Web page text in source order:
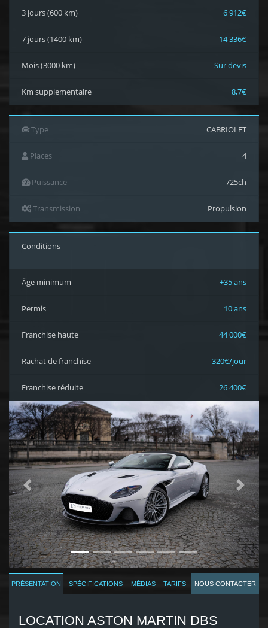
3 jours (600 km) 6 912€
7 jours (1400 km) 14 336€
Mois (3000 km) Sur devis
Km supplementaire 8,7€
Type CABRIOLET
Places 4
Puissance 725ch
Transmission Propulsion
Conditions
Âge minimum +35 ans
Permis 10 ans
Franchise haute 44 000€
Rachat de franchise 320€/jour
Franchise réduite 26 400€
Previous Next
PRÉSENTATION SPÉCIFICATIONS MÉDIAS TARIFS NOUS CONTACTER
LOCATION ASTON MARTIN DBS